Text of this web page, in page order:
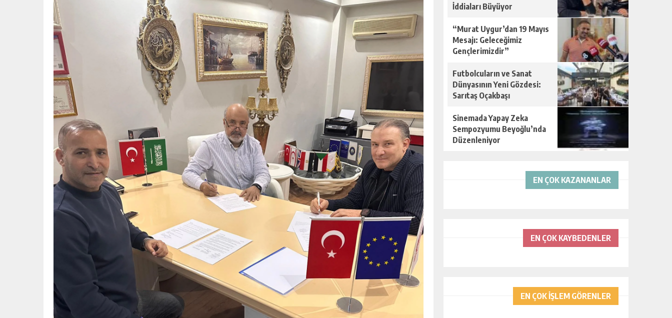
İddiaları Büyüyor
“Murat Uygur’dan 19 Mayıs
Mesajı: Geleceğimiz
Gençlerimizdir”
Futbolcuların ve Sanat
Dünyasının Yeni Gözdesi:
Sarıtaş Oçakbaşı
Sinemada Yapay Zeka
Sempozyumu Beyoğlu’nda
Düzenleniyor
EN ÇOK KAZANANLAR
EN ÇOK KAYBEDENLER
EN ÇOK İŞLEM GÖRENLER